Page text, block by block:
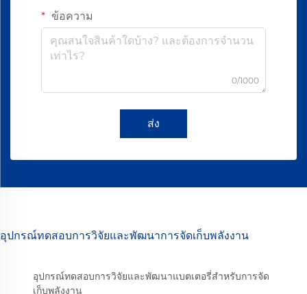
ข้อความ
0/1000
ส่ง
อุปกรณ์ทดสอบการวิจัยและพัฒนาการจัดเก็บพลังงาน
อุปกรณ์ทดสอบการวิจัยและพัฒนาแบตเตอรี่สำหรับการจัด
เก็บพลังงาน